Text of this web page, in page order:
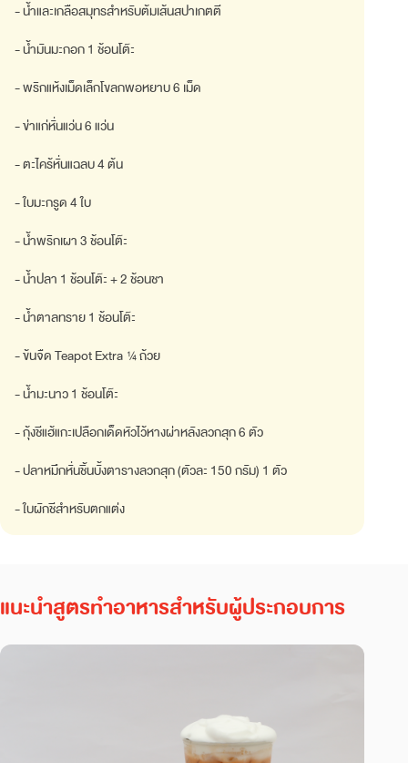
- น้ำและเกลือสมุทรสำหรับต้มเส้นสปาเกตตี
- น้ำมันมะกอก 1 ช้อนโต๊ะ
- พริกแห้งเม็ดเล็กโขลกพอหยาบ 6 เม็ด
- ข่าแก่หั่นแว่น 6 แว่น
- ตะไคร้หั่นแฉลบ 4 ต้น
- ใบมะกรูด 4 ใบ
- น้ำพริกเผา 3 ช้อนโต๊ะ
- น้ำปลา 1 ช้อนโต๊ะ + 2 ช้อนชา
- น้ำตาลทราย 1 ช้อนโต๊ะ
- ข้นจืด Teapot Extra ¼ ถ้วย
- น้ำมะนาว 1 ช้อนโต๊ะ
- กุ้งชีแฮ้แกะเปลือกเด็ดหัวไว้หางผ่าหลังลวกสุก 6 ตัว
- ปลาหมึกหั่นชิ้นบั้งตารางลวกสุก (ตัวละ 150 กรัม) 1 ตัว
- ใบผักชีสำหรับตกแต่ง
แนะนำสูตรทำอาหารสำหรับผู้ประกอบการ